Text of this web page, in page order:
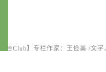
迩佳Club】专栏作家：王俭美 /文